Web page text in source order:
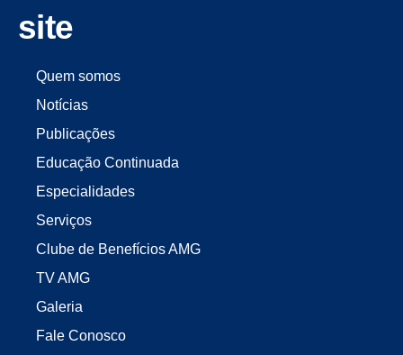
site
Quem somos
Notícias
Publicações
Educação Continuada
Especialidades
Serviços
Clube de Benefícios AMG
TV AMG
Galeria
Fale Conosco